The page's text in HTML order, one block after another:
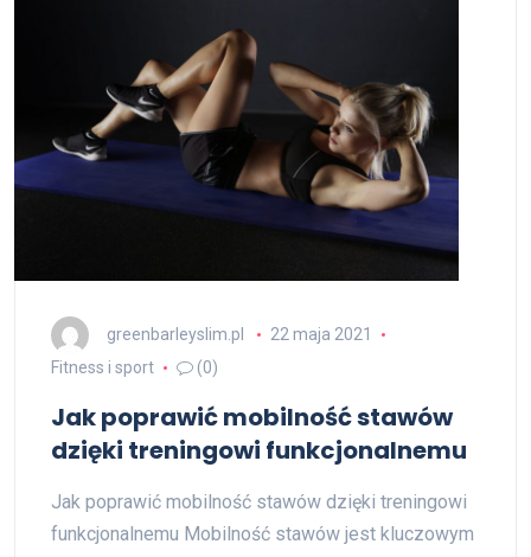
greenbarleyslim.pl
22 maja 2021
Fitness i sport
(0)
Jak poprawić mobilność stawów
dzięki treningowi funkcjonalnemu
Jak poprawić mobilność stawów dzięki treningowi
funkcjonalnemu Mobilność stawów jest kluczowym